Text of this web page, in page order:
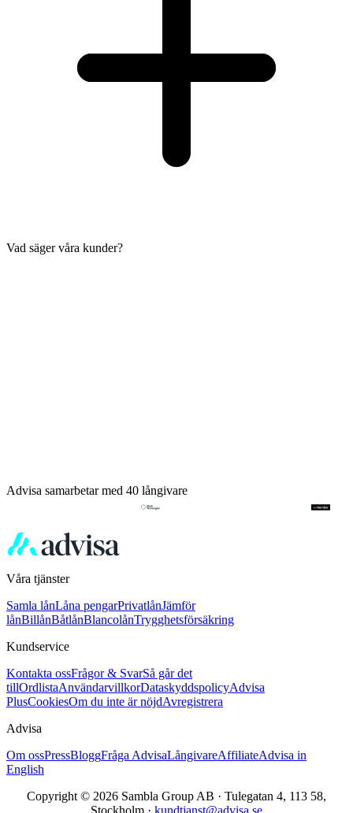
Vad säger våra kunder?
Advisa samarbetar med 40 långivare
Våra tjänster
Samla lånLåna pengarPrivatlånJämför
lånBillånBåtlånBlancolånTrygghetsförsäkring
Kundservice
Kontakta ossFrågor & SvarSå går det
tillOrdlistaAnvändarvillkorDataskyddspolicyAdvisa
PlusCookiesOm du inte är nöjdAvregistrera
Advisa
Om ossPressBloggFråga AdvisaLångivareAffiliateAdvisa in
English
Copyright © 2026 Sambla Group AB · Tulegatan 4, 113 58,